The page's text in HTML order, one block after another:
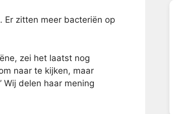
Er zitten meer bacteriën op
zei het laatst nog
naar te kijken, maar
Wij delen haar mening